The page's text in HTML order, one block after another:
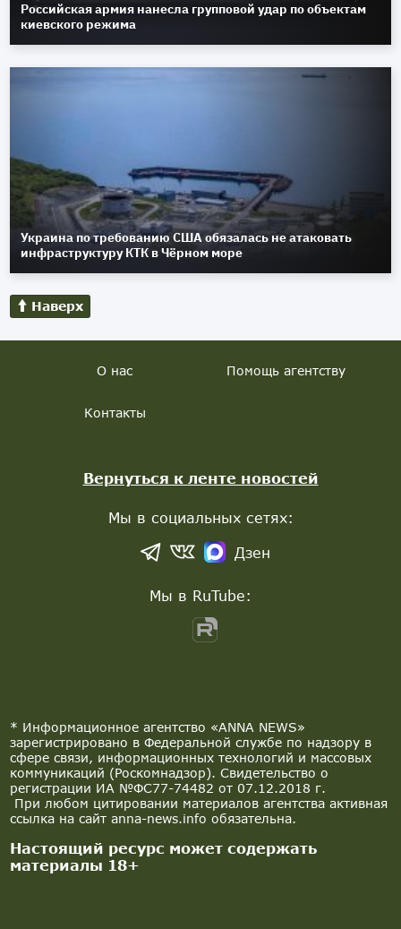
Российская армия нанесла групповой удар по объектам
киевского режима
Украина по требованию США обязалась не атаковать
инфраструктуру КТК в Чёрном море
Наверх
* Информационное агентство «ANNA NEWS»
зарегистрировано в Федеральной службе по надзору в
сфере связи, информационных технологий и массовых
коммуникаций (Роскомнадзор). Свидетельство о
регистрации ИА №ФС77-74482 от 07.12.2018 г.
При любом цитировании материалов агентства активная
ссылка на сайт anna-news.info обязательна.
Настоящий ресурс может содержать
материалы 18+
О нас Помощь агентству
Контакты
Вернуться к ленте новостей
Мы в социальных сетях:
Дзен
Мы в RuTube: